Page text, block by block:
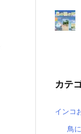
カテ
インコ
鳥